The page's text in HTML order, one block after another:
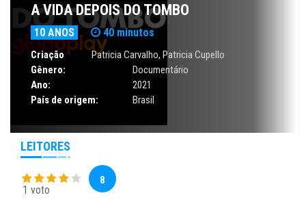
A VIDA DEPOIS DO TOMBO
10 ANOS 40 minutos
Criação
Patricia Carvalho, Patricia Cupello
Gênero:
Documentário
Ano:
2021
País de origem:
Brasil
LEITORES
1 voto
8